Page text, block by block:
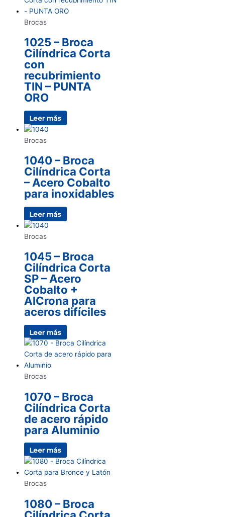
Brocas
1025 – Broca
Cilíndrica Corta
con
recubrimiento
TIN – PUNTA
ORO
Leer más
Brocas
1040 – Broca
Cilíndrica Corta
– Acero Cobalto
para inoxidables
Leer más
Brocas
1045 – Broca
Cilíndrica Corta
SP – Acero
Cobalto +
AlCrona para
aceros difíciles
Leer más
Brocas
1070 – Broca
Cilíndrica Corta
de acero rápido
para Aluminio
Leer más
Brocas
1080 – Broca